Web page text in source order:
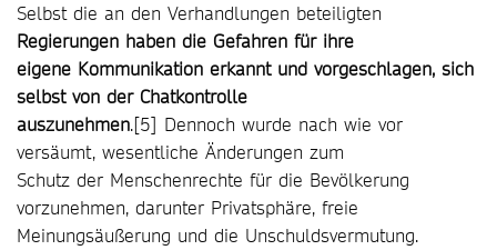
Selbst die an den Verhandlungen beteiligten
Regierungen haben die Gefahren für ihre
eigene Kommunikation erkannt und vorgeschlagen, sich
selbst von der Chatkontrolle
auszunehmen.[5] Dennoch wurde nach wie vor
versäumt, wesentliche Änderungen zum
Schutz der Menschenrechte für die Bevölkerung
vorzunehmen, darunter Privatsphäre, freie
Meinungsäußerung und die Unschuldsvermutung.